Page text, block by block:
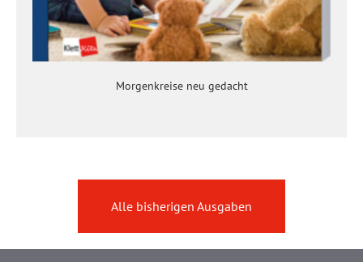
Morgenkreise neu gedacht
Alle bisherigen Ausgaben